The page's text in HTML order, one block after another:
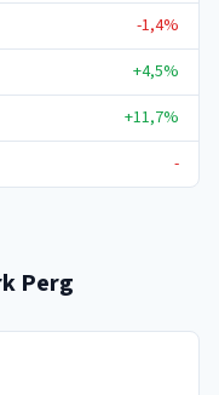
-1,4%
+4,5%
+11,7%
-
Perg